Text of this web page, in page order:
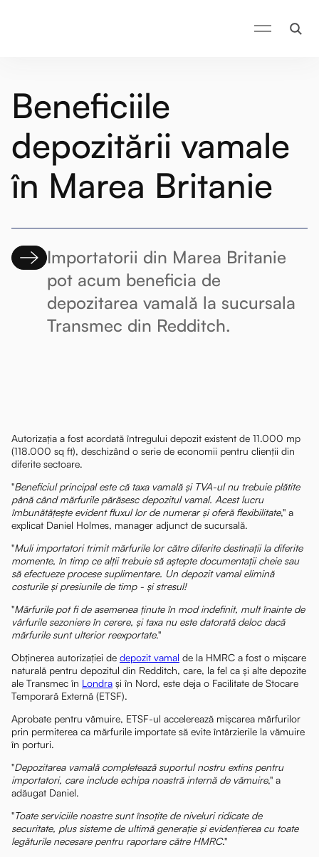
Beneficiile
depozitării vamale
în Marea Britanie
Importatorii din Marea Britanie
pot acum beneficia de
depozitarea vamală la sucursala
Transmec din Redditch.
Autorizația a fost acordată întregului depozit existent de 11.000 mp
(118.000 sq ft), deschizând o serie de economii pentru clienții din
diferite sectoare.
"Beneficiul principal este că taxa vamală și TVA-ul nu trebuie plătite
până când mărfurile părăsesc depozitul vamal. Acest lucru
îmbunătățește evident fluxul lor de numerar și oferă flexibilitate," a
explicat Daniel Holmes, manager adjunct de sucursală.
"Muli importatori trimit mărfurile lor către diferite destinații la diferite
momente, în timp ce alții trebuie să aștepte documentații cheie sau
să efectueze procese suplimentare. Un depozit vamal elimină
costurile și presiunile de timp - și stresul!
"Mărfurile pot fi de asemenea ținute în mod indefinit, mult înainte de
vârfurile sezoniere în cerere, și taxa nu este datorată deloc dacă
mărfurile sunt ulterior reexportate."
Obținerea autorizației de depozit vamal de la HMRC a fost o mișcare
naturală pentru depozitul din Redditch, care, la fel ca și alte depozite
ale Transmec în Londra și în Nord, este deja o Facilitate de Stocare
Temporară Externă (ETSF).
Aprobate pentru vămuire, ETSF-ul accelerează mișcarea mărfurilor
prin permiterea ca mărfurile importate să evite întârzierile la vămuire
în porturi.
"Depozitarea vamală completează suportul nostru extins pentru
importatori, care include echipa noastră internă de vămuire," a
adăugat Daniel.
"Toate serviciile noastre sunt însoțite de niveluri ridicate de
securitate, plus sisteme de ultimă generație și evidențierea cu toate
legăturile necesare pentru raportare către HMRC."